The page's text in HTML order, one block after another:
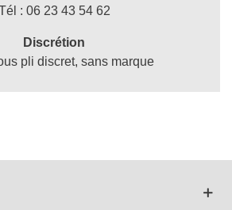
: 06 23 43 54 62
Discrétion
pli discret, sans marque